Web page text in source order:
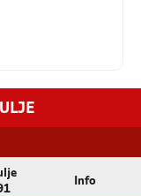
Info